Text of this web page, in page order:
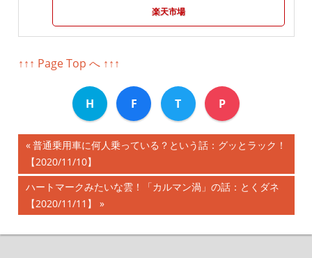
楽天市場
↑↑↑ Page Top へ ↑↑↑
H F T P
投
稿
ナ
ビ
前
の
記
普通乗用車に何人乗っている？という話：グッとラック！
【2020/11/10】
次
の
事:
ハートマークみたいな雲！「カルマン渦」の話：とくダネ
【2020/11/11】